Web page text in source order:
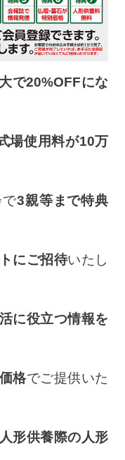
で20%OFFにな
場使用料が10万
で3親等まで特典
にご招待いたし
に役立つ情報を
格でご提供いた
人形供養際の人形